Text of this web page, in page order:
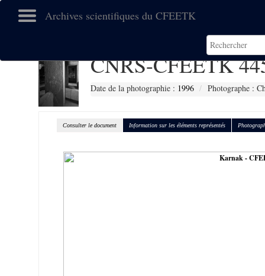
Archives scientifiques du CFEETK
CNRS-CFEETK
Date de la photographie : 1996 Photographe :
Consulter le document Information sur les éléments représentés